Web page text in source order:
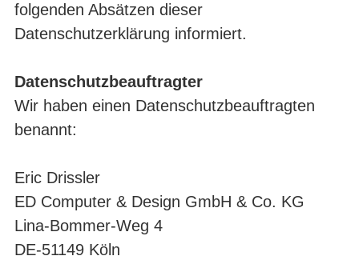
folgenden Absätzen dieser
Datenschutzerklärung informiert.
Datenschutzbeauftragter
Wir haben einen Datenschutzbeauftragten
benannt:
Eric Drissler
ED Computer & Design GmbH & Co. KG
Lina-Bommer-Weg 4
DE-51149 Köln